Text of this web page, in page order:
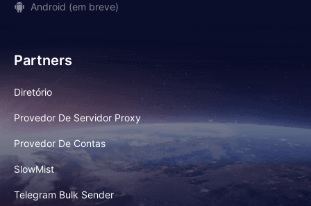
Android (em breve)
Partners
Diretório
Provedor De Servidor Proxy
Provedor De Contas
SlowMist
Telegram Bulk Sender